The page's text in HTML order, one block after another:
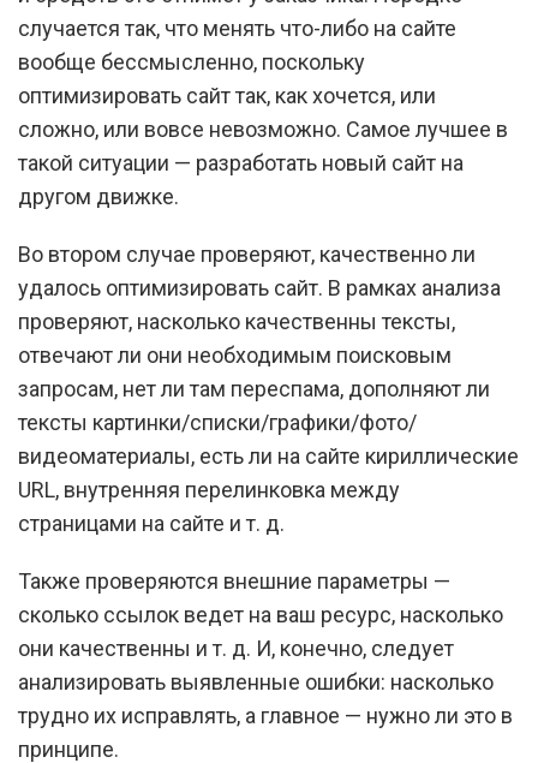
случается так, что менять что-либо на сайте
вообще бессмысленно, поскольку
оптимизировать сайт так, как хочется, или
сложно, или вовсе невозможно. Самое лучшее в
такой ситуации — разработать новый сайт на
другом движке.
Во втором случае проверяют, качественно ли
удалось оптимизировать сайт. В рамках анализа
проверяют, насколько качественны тексты,
отвечают ли они необходимым поисковым
запросам, нет ли там переспама, дополняют ли
тексты картинки/списки/графики/фото/
видеоматериалы, есть ли на сайте кириллические
URL, внутренняя перелинковка между
страницами на сайте и т. д.
Также проверяются внешние параметры —
сколько ссылок ведет на ваш ресурс, насколько
они качественны и т. д. И, конечно, следует
анализировать выявленные ошибки: насколько
трудно их исправлять, а главное — нужно ли это в
принципе.